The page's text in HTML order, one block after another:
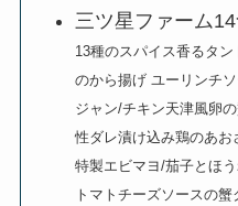
三ツ星ファーム
13種のスパイス香るタ
のから揚げ ユーリンチ
ジャン/チキン天津風卵
性ダレ漬け込み鶏のあ
特製エビマヨ/茄子とほ
トマトチーズソースの